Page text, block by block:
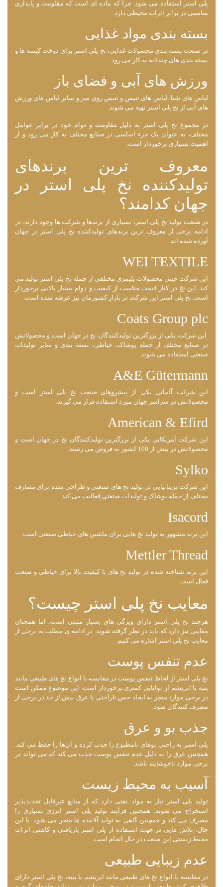
پلی استر استفاده می ‌شود. چرا که ماده ‌ای است که مقاومت و پایداری
مناسبی در برابر اثرات محیطی دارد.
بسته‌ بندی مواد غذایی
در صنعت بسته ‌بندی محصولات غذایی، نخ پلی استر برای دوخت کیسه‌ ها و
بسته ‌بندی ‌های چندلایه به کار می ‌رود.
ورزش‌ های آبی و فضای باز
لباس ‌های شنا، لباس ‌های تنیس و تنیس روی میز و سایر لباس ‌های ورزش
‌های آبی از نخ پلی استر تهیه می ‌شوند.
در مجموع نخ پلی استر به دلیل مقاومت و دوام خود در برابر عوامل
مختلف، به عنوان یک جزء اساسی در صنایع مختلف به کار می ‌رود و از
اهمیت بسیاری برخوردار است.
معروف ترین برندهای
تولیدکننده نخ پلی استر در
جهان کدامند؟
در صنعت تولید نخ پلی استر، بسیاری از برندها و شرکت ‌ها وجود دارند. در
ادامه برخی از معروف ‌ترین برندهای تولیدکننده نخ پلی استر در جهان
آورده شده اند.
WEI TEXTILE
این شرکت چینی محصولات پلیمری مختلفی از جمله نخ پلی استر تولید می
کند. این نخ در کنار قیمت مناسب از کیفیت و دوام بسیار بالایی برخوردار
است. نخ پلی استر این شرکت در بازار کشورمان نیز عرضه شده است.
Coats Group plc
این شرکت یکی از بزرگترین تولیدکنندگان نخ در جهان است و محصولاتش
در صنایع مختلف از جمله پوشاک، خیاطی، بسته‌ بندی و سایر تولیدات
صنعتی استفاده می‌ شوند.
A&E Gütermann
این شرکت آلمانی یکی از پیشروهای صنعت نخ پلی استر است و
محصولاتش در سراسر جهان مورد استفاده قرار می ‌گیرند.
American & Efird
این شرکت آمریکایی یکی از بزرگترین تولیدکنندگان نخ در جهان است و
محصولاتش در بیش از 100 کشور به فروش می ‌رسند.
Sylko
این شرکت بریتانیایی در تولید نخ ‌های صنعتی و طراحی شده برای مصارف
مختلف از جمله پوشاک و تولیدات صنعتی فعالیت می کند.
Isacord
این برند مشهور به تولید نخ‌ هایی برای ماشین‌ های خیاطی صنعتی است.
Mettler Thread
این برند شناخته شده در تولید نخ‌ های با کیفیت بالا برای خیاطی و صنعت
فعال است.
معایب نخ پلی استر چیست؟
هرچند نخ پلی استر دارای ویژگی ‌های بسیار مثبتی است، اما همچنان
معایبی نیز دارد که باید در نظر گرفته شوند. در ادامه ی مطلب به برخی از
معایب نخ پلی استر اشاره می کنیم.
عدم تنفس پوست
نخ پلی استر از لحاظ تنفس پوست در مقایسه با انواع نخ ‌های طبیعی مانند
پنبه یا ابریشم از توانایی کمتری برخوردار است. این موضوع ممکن است
در برخی موارد منجر به ایجاد حس ناراحتی یا عرق بیش از حد در برخی از
مصرف‌ کنندگان شود.
جذب بو و عرق
پلی استر به راحتی بوهای نامطبوع را جذب کرده و آن‌ها را حفظ می ‌کند.
همچنین عرق را به دلیل عدم تنفس پوست جذب می ‌کند که می ‌تواند در
برخی موارد ناخوشایند باشد.
آسیب به محیط زیست
تولید پلی استر نیاز به مواد نفتی دارد که از منابع غیرقابل تجدیدپذیر
استخراج می ‌شوند. همچنین فرآیند تولید پلی استر انرژی بسیاری را
مصرف می‌ کند و همچنین گاهی به تولید آلاینده ‌ها منجر می ‌شود. با این
حال، تلاش ‌هایی در جهت استفاده از پلی استر بازیافتی و کاهش اثرات
محیط زیستی این صنعت در حال انجام است.
عدم زیبایی طبیعی
در مقایسه با انواع نخ‌ های طبیعی مانند ابریشم یا پنبه، نخ پلی استر دارای